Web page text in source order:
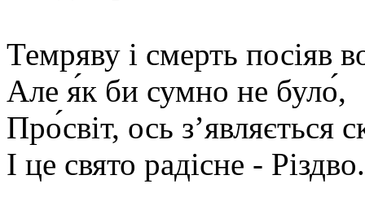
Темряву і смерть посіяв
Але я́к би сумно не було́,
Про́світ, ось з’являється
І це свято радісне - Різдво.